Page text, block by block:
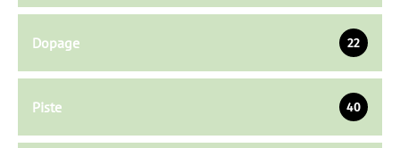
Dopage 22
Piste 40